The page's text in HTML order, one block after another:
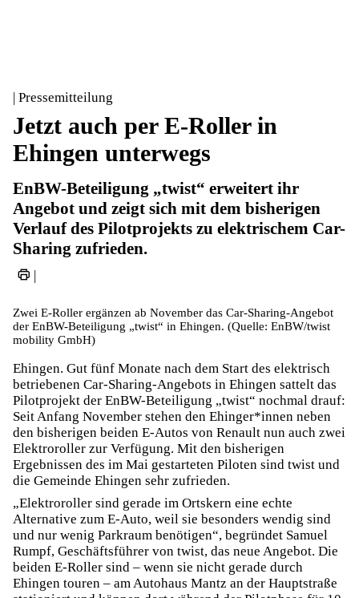
| Pressemitteilung
Jetzt auch per E-Roller in
Ehingen unterwegs
EnBW-Beteiligung „twist“ erweitert ihr
Angebot und zeigt sich mit dem bisherigen
Verlauf des Pilotprojekts zu elektrischem Car-
Sharing zufrieden.
|
Zwei E-Roller ergänzen ab November das Car-Sharing-Angebot
der EnBW-Beteiligung „twist“ in Ehingen. (Quelle: EnBW/twist
mobility GmbH)
Ehingen. Gut fünf Monate nach dem Start des elektrisch
betriebenen Car-Sharing-Angebots in Ehingen sattelt das
Pilotprojekt der EnBW-Beteiligung „twist“ nochmal drauf:
Seit Anfang November stehen den Ehinger*innen neben
den bisherigen beiden E-Autos von Renault nun auch zwei
Elektroroller zur Verfügung. Mit den bisherigen
Ergebnissen des im Mai gestarteten Piloten sind twist und
die Gemeinde Ehingen sehr zufrieden.
„Elektroroller sind gerade im Ortskern eine echte
Alternative zum E-Auto, weil sie besonders wendig sind
und nur wenig Parkraum benötigen“, begründet Samuel
Rumpf, Geschäftsführer von twist, das neue Angebot. Die
beiden E-Roller sind – wenn sie nicht gerade durch
Ehingen touren – am Autohaus Mantz an der Hauptstraße